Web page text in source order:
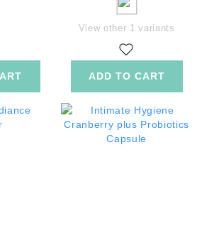
View other 1 variants
ADD TO CART